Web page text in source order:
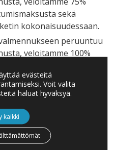
sekä
kokonaisuudessaan.
peruuntuu
veloitamme 100%
info@boardman.fi
kautta
evästeitä
Voit valita
haluat hyväksyä.
kaikki